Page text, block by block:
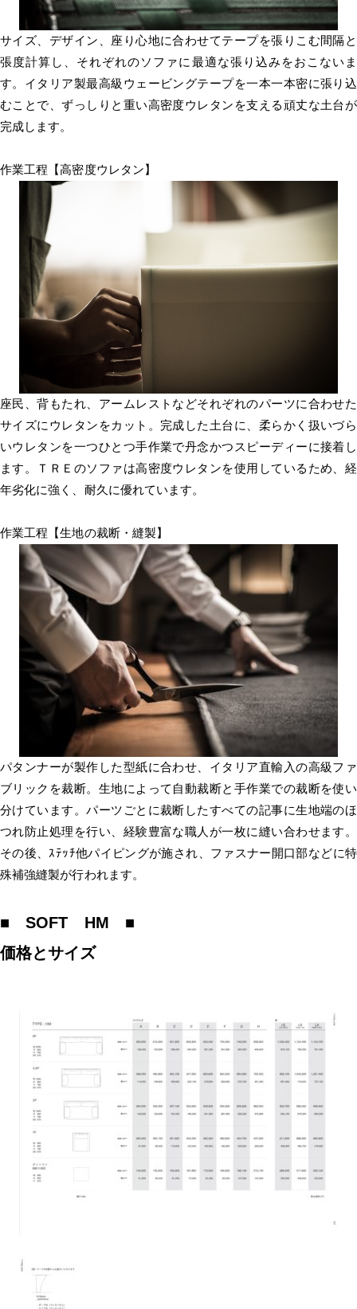
サイズ、デザイン、座り心地に合わせてテープを張りこむ間隔と
張度計算し、それぞれのソファに最適な張り込みをおこないま
す。イタリア製最高級ウェービングテープを一本一本密に張り込
むことで、ずっしりと重い高密度ウレタンを支える頑丈な土台が
完成します。
作業工程【高密度ウレタン】
座民、背もたれ、アームレストなどそれぞれのパーツに合わせた
サイズにウレタンをカット。完成した土台に、柔らかく扱いづら
いウレタンを一つひとつ手作業で丹念かつスピーディーに接着し
ます。ＴＲＥのソファは高密度ウレタンを使用しているため、経
年劣化に強く、耐久に優れています。
作業工程【生地の裁断・縫製】
パタンナーが製作した型紙に合わせ、イタリア直輸入の高級ファ
ブリックを裁断。生地によって自動裁断と手作業での裁断を使い
分けています。パーツごとに裁断したすべての記事に生地端のほ
つれ防止処理を行い、経験豊富な職人が一枚に縫い合わせます。
その後、ｽﾃｯﾁ他パイピングが施され、ファスナー開口部などに特
殊補強縫製が行われます。
■ SOFT HM ■
価格とサイズ